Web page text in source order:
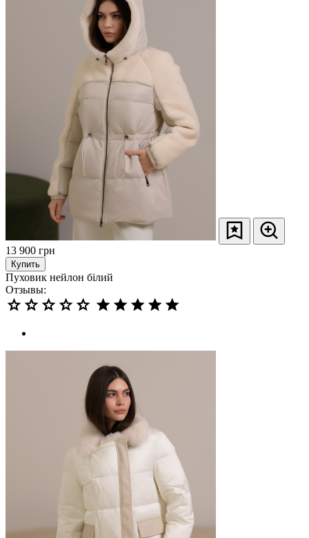
13 900 грн
Купить
Пуховик нейлон білий
Отзывы: